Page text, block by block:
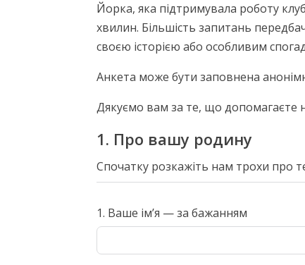
Йорка, яка підтримувала роботу
хвилин. Більшість запитань
своєю історією або особливим
Анкета може бути заповнена
Дякуємо вам за те, що допомагаєте
1. Про вашу родину
Спочатку розкажіть нам трохи про
1. Ваше ім’я — за бажанням